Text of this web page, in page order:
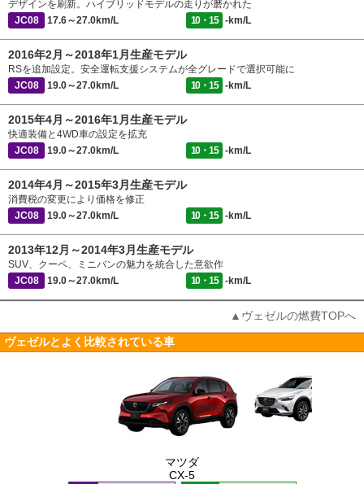
デザインを刷新。ハイブリッドモデルの走りが磨かれた
JC08
17.6～27.0km/L 10・15 -km/L
2016年2月～2018年1月生産モデル
RSを追加設定。安全運転支援システムが全グレードで選択可能に
JC08
19.0～27.0km/L 10・15 -km/L
2015年4月～2016年1月生産モデル
快適装備と4WD車の設定を拡充
JC08
19.0～27.0km/L 10・15 -km/L
2014年4月～2015年3月生産モデル
消費税の変更により価格を修正
JC08
19.0～27.0km/L 10・15 -km/L
2013年12月～2014年3月生産モデル
SUV、クーペ、ミニバンの魅力を統合した意欲作
JC08
19.0～27.0km/L 10・15 -km/L
▲ヴェゼルの燃費TOPへ
ヴェゼルとよく比較されている車
マツダ
CX-5